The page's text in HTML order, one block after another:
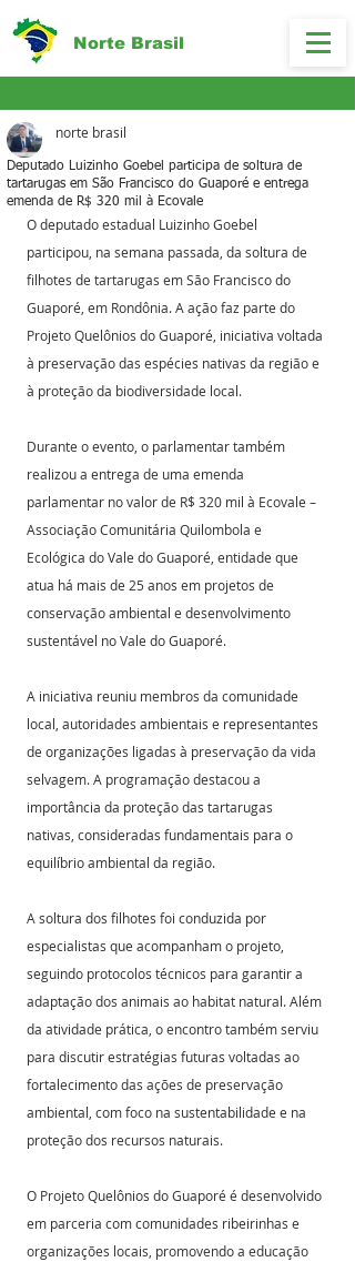
Norte Brasil
Deputado Luizinho Goebel participa de soltura de
tartarugas em São Francisco do Guaporé e entrega
emenda de R$ 320 mil à Ecovale
norte brasil
O deputado estadual Luizinho Goebel
participou, na semana passada, da soltura de
filhotes de tartarugas em São Francisco do
Guaporé, em Rondônia. A ação faz parte do
Projeto Quelônios do Guaporé, iniciativa voltada
à preservação das espécies nativas da região e
à proteção da biodiversidade local.
Durante o evento, o parlamentar também
realizou a entrega de uma emenda
parlamentar no valor de R$ 320 mil à Ecovale –
Associação Comunitária Quilombola e
Ecológica do Vale do Guaporé, entidade que
atua há mais de 25 anos em projetos de
conservação ambiental e desenvolvimento
sustentável no Vale do Guaporé.
A iniciativa reuniu membros da comunidade
local, autoridades ambientais e representantes
de organizações ligadas à preservação da vida
selvagem. A programação destacou a
importância da proteção das tartarugas
nativas, consideradas fundamentais para o
equilíbrio ambiental da região.
A soltura dos filhotes foi conduzida por
especialistas que acompanham o projeto,
seguindo protocolos técnicos para garantir a
adaptação dos animais ao habitat natural. Além
da atividade prática, o encontro também serviu
para discutir estratégias futuras voltadas ao
fortalecimento das ações de preservação
ambiental, com foco na sustentabilidade e na
proteção dos recursos naturais.
O Projeto Quelônios do Guaporé é desenvolvido
em parceria com comunidades ribeirinhas e
organizações locais, promovendo a educação